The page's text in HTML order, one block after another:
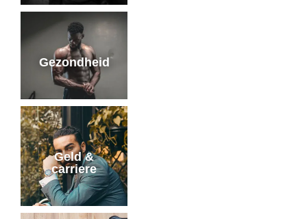
Gezondheid
Geld &
carriere